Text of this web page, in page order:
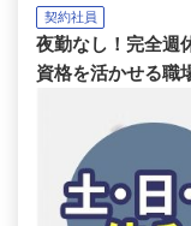
契約社員
夜勤なし！完全週
資格を活かせる職